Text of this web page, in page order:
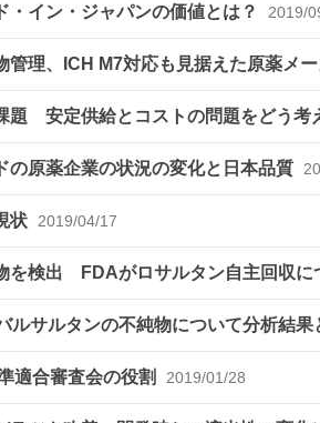
・イン・ジャパンの価値とは？​​​​​​​ 2019/
管理、ICH M7対応も見据えた原薬メ
題 安定供給とコストの問題をどう考
の原薬企業の状況の変化と日本品質
状 2019/04/17
を検出 FDAがロサルタン自主回収に
ルサルタンの不純物について分析結
適合審査会の役割 2019/01/28